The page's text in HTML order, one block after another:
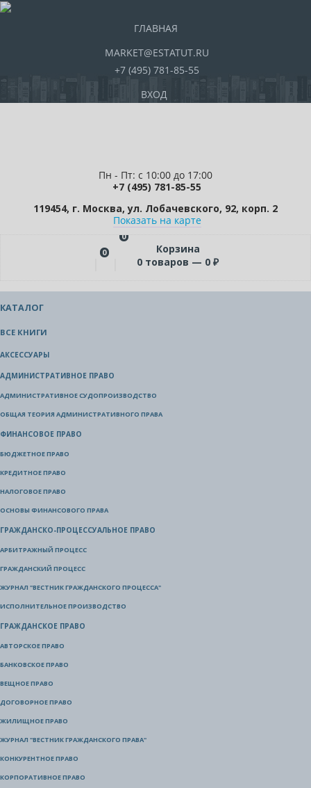
ГЛАВНАЯ
MARKET@ESTATUT.RU
+7 (495) 781-85-55
ВХОД
Пн - Пт: с 10:00 до 17:00
+7 (495) 781-85-55
119454, г. Москва, ул. Лобачевского, 92, корп. 2
Показать на карте
0
0
Корзина
0 товаров — 0 ₽
КАТАЛОГ
ВСЕ КНИГИ
АКСЕССУАРЫ
АДМИНИСТРАТИВНОЕ ПРАВО
АДМИНИСТРАТИВНОЕ СУДОПРОИЗВОДСТВО
ОБЩАЯ ТЕОРИЯ АДМИНИСТРАТИВНОГО ПРАВА
ФИНАНСОВОЕ ПРАВО
БЮДЖЕТНОЕ ПРАВО
КРЕДИТНОЕ ПРАВО
НАЛОГОВОЕ ПРАВО
ОСНОВЫ ФИНАНСОВОГО ПРАВА
ГРАЖДАНСКО-ПРОЦЕССУАЛЬНОЕ ПРАВО
АРБИТРАЖНЫЙ ПРОЦЕСС
ГРАЖДАНСКИЙ ПРОЦЕСС
ЖУРНАЛ "ВЕСТНИК ГРАЖДАНСКОГО ПРОЦЕССА"
ИСПОЛНИТЕЛЬНОЕ ПРОИЗВОДСТВО
ГРАЖДАНСКОЕ ПРАВО
АВТОРСКОЕ ПРАВО
БАНКОВСКОЕ ПРАВО
ВЕЩНОЕ ПРАВО
ДОГОВОРНОЕ ПРАВО
ЖИЛИЩНОЕ ПРАВО
ЖУРНАЛ "ВЕСТНИК ГРАЖДАНСКОГО ПРАВА"
КОНКУРЕНТНОЕ ПРАВО
КОРПОРАТИВНОЕ ПРАВО